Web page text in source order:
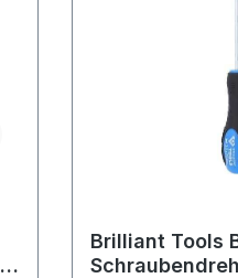
für
Weitere
Brilliant Tools BT034805